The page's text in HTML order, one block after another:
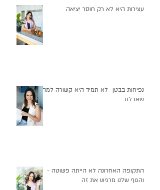
עצירות היא לא רק חוסר יציאה
נפיחות בבטן- לא תמיד היא קשורה למה
שאכלנו
התקופה האחרונה לא הייתה פשוטה -
והגוף שלנו מרגיש את זה